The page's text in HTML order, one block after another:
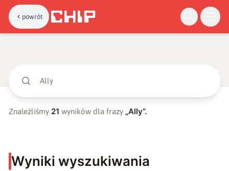
powrót
Znaleźliśmy 21 wyników dla frazy „Ally”.
Wyniki wyszukiwania